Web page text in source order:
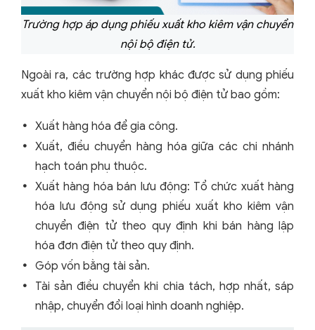
Trường hợp áp dụng phiếu xuất kho kiêm vận chuyển
nội bộ điện tử.
Ngoài ra, các trường hợp khác được sử dụng phiếu
xuất kho kiêm vận chuyển nội bộ điện tử bao gồm:
Xuất hàng hóa để gia công.
Xuất, điều chuyển hàng hóa giữa các chi nhánh
hạch toán phụ thuộc.
Xuất hàng hóa bán lưu động: Tổ chức xuất hàng
hóa lưu động sử dụng phiếu xuất kho kiêm vận
chuyển điện tử theo quy định khi bán hàng lập
hóa đơn điện tử theo quy định.
Góp vốn bằng tài sản.
Tài sản điều chuyển khi chia tách, hợp nhất, sáp
nhập, chuyển đổi loại hình doanh nghiệp.